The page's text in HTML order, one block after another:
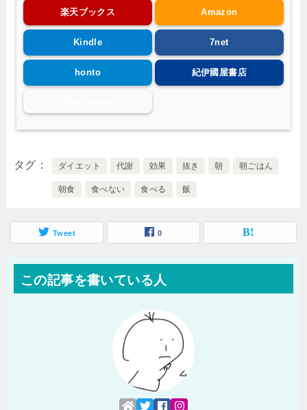
楽天ブックス Amazon
Kindle 7net
honto 紀伊國屋書店
タグ ダイエット 代謝 効果 抜き 朝 朝ごはん
朝食 食べない 食べる 飯
Tweet 0
この記事を書いている人